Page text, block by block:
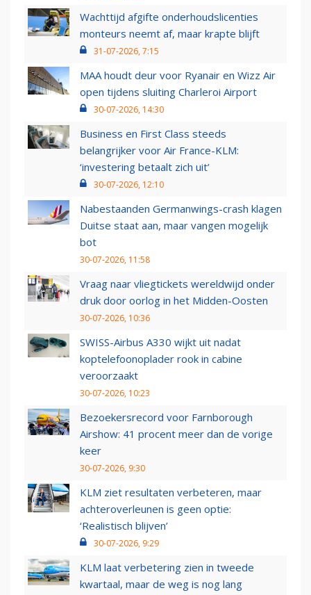
Wachttijd afgifte onderhoudslicenties
monteurs neemt af, maar krapte blijft
31-07-2026, 7:15
MAA houdt deur voor Ryanair en Wizz Air
open tijdens sluiting Charleroi Airport
30-07-2026, 14:30
Business en First Class steeds
belangrijker voor Air France-KLM:
‘investering betaalt zich uit’
30-07-2026, 12:10
Nabestaanden Germanwings-crash klagen
Duitse staat aan, maar vangen mogelijk
bot
30-07-2026, 11:58
Vraag naar vliegtickets wereldwijd onder
druk door oorlog in het Midden-Oosten
30-07-2026, 10:36
SWISS-Airbus A330 wijkt uit nadat
koptelefoonoplader rook in cabine
veroorzaakt
30-07-2026, 10:23
Bezoekersrecord voor Farnborough
Airshow: 41 procent meer dan de vorige
keer
30-07-2026, 9:30
KLM ziet resultaten verbeteren, maar
achteroverleunen is geen optie:
‘Realistisch blijven’
30-07-2026, 9:29
KLM laat verbetering zien in tweede
kwartaal, maar de weg is nog lang